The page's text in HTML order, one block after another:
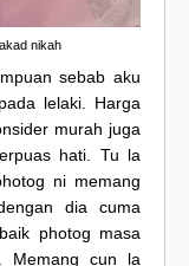
nikah
sebab aku
lelaki. Harga
murah juga
hati. Tu la
ni memang
dia cuma
photog masa
Memang cun la